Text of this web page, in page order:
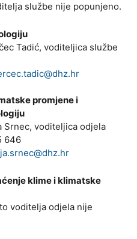
službe nije popunjeno.
Tadić, voditeljica službe
promjene i
Srnec, voditeljica odjela
646
klime i klimatske
voditelja odjela nije